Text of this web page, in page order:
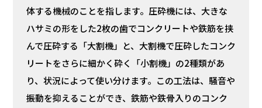
体する機械のことを指します。圧砕機には、大きな
ハサミの形をした2枚の歯でコンクリートや鉄筋を挟
んで圧砕する「大割機」と、大割機で圧砕したコンク
リートをさらに細かく砕く「小割機」の2種類があ
り、状況によって使い分けます。この工法は、騒音や
振動を抑えることができ、鉄筋や鉄骨入りのコンク